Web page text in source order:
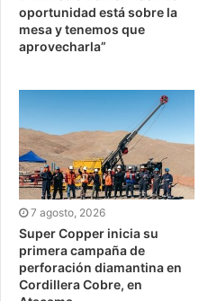
oportunidad está sobre la
mesa y tenemos que
aprovecharla”
7 agosto, 2026
Super Copper inicia su
primera campaña de
perforación diamantina en
Cordillera Cobre, en